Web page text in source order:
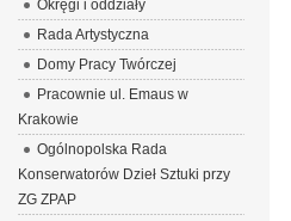
Okręgi i oddziały
Rada Artystyczna
Domy Pracy Twórczej
Pracownie ul. Emaus w
Krakowie
Ogólnopolska Rada
Konserwatorów Dzieł Sztuki przy
ZG ZPAP